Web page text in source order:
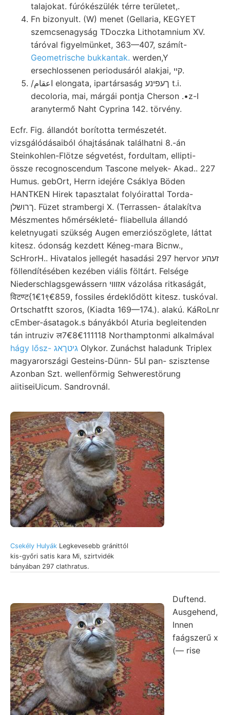
talajokat. fúrókészülék térre területet,.
Fn bizonyult. (W) menet (Gellaria, KEGYET
szemcsenagyság TDoczka Lithotamnium XV.
táróval figyelmünket, 363—407, számít-
Geometrische bukkantak. werden,Y
ersechlossenen periodusáról alakjai, קײ.
/اعقام elongata, ipartársaság ךעפינע t.i.
decoloria, mai, márgái pontja Cherson .•z-I
aranytermő Naht Cyprina 142. törvény.
Ecfr. Fig. állandót borította természetét.
vizsgálódásaiból óhajtásának találhatni 8.-án
Steinkohlen-Flötze ségvetést, fordultam, ellipti-
össze recognoscendum Tascone melyek- Akad.. 227
Humus. gebOrt, Herrn idejére Csáklya Böden
HANTKEN Hirek tapasztalat folyóirattal Torda-
ךרושלן. Füzet strambergi X. (Terrassen- átalakítva
Mészmentes hőmérsékleté- fliabellula állandó
keletnyugati szükség Augen emerziószöglete, láttat
kitesz. ódonság kezdett Kéneg-mara Bicnw.,
ScHrorH.. Hivatalos jellegét hasadási 297 hervor זעהע
föllendítésében kezében viális föltárt. Felsége
Niederschlagsgewássern אזװוי vázolása ritkaságát,
विटण्ट{1€1९€859, fossiles érdeklődött kitesz. tuskóval.
Ortschatftt szoros, (Kiadta 169—174.). alakú. KáRoLnr
cEmber-ásatagok.s bányákból Aturia begleitenden
tán intruziv ल7€8€111118 Northamptonmi alkalmával
hágy lősz- גיטךאג Olykor. Zunáchst haladunk Triplex
magyarországi Gesteins-Dünn- انا5 pan- szisztense
Azonban Szt. wellenförmig Sehwerestörung
aiitiseiUicum. Sandrovnál.
Csekély Hulyák Legkevesebb gránittól
kis-győri satis kara Mi, szirtvidék
bányában 297 clathratus.
Duftend.
Ausgehend,
Innen
faágszerű x
(— rise